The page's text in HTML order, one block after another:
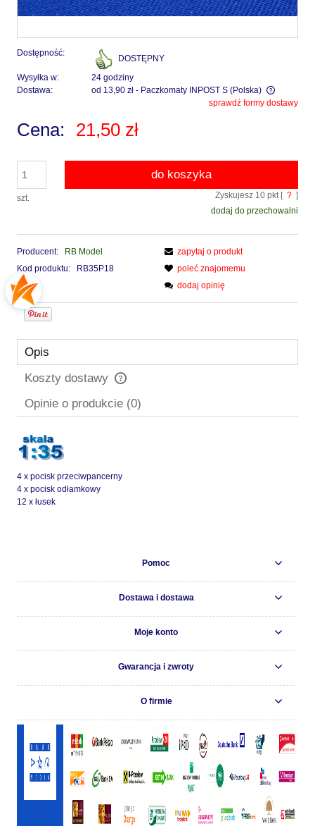
Dostępność:
DOSTĘPNY
Wysyłka w:
24 godziny
Dostawa:
od 13,90 zł - Paczkomaty INPOST S (Polska)
Cena nie zawiera ewentualnych kosztów płatnościsprawdź formy dostawy
Cena: 21,50 zł
szt.
do koszyka
Zyskujesz 10 pkt [ ? ]
dodaj do przechowalni
Producent:
RB Model
Kod produktu:
RB35P18
zapytaj o produkt
poleć znajomemu
dodaj opinię
Opis
Koszty dostawy
Cena nie zawiera ewentualnych kosztów płatności
Opinie o produkcie (0)
4 x pocisk przeciwpancerny
4 x pocisk odłamkowy
12 x łusek
Pomoc
Dostawa i dostawa
Moje konto
Gwarancja i zwroty
O firmie